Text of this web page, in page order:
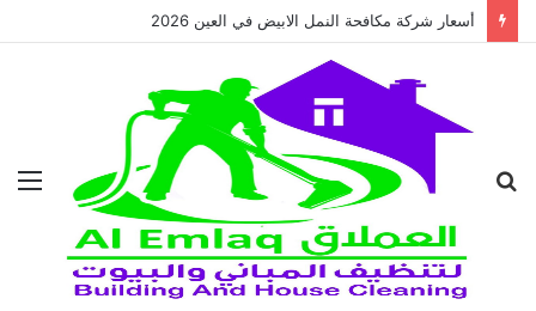
أسعار شركة مكافحة النمل الابيض في العين 2026